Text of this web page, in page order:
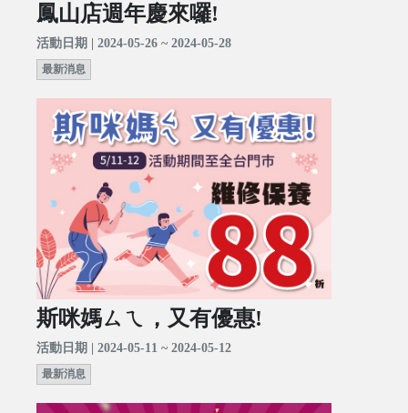
鳳山店週年慶來囉!
活動日期 | 2024-05-26 ~ 2024-05-28
最新消息
斯咪媽ㄙㄟ，又有優惠!
活動日期 | 2024-05-11 ~ 2024-05-12
最新消息